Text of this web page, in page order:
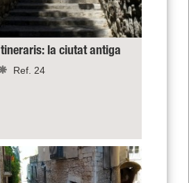
Itineraris: la ciutat antiga
Ref. 24